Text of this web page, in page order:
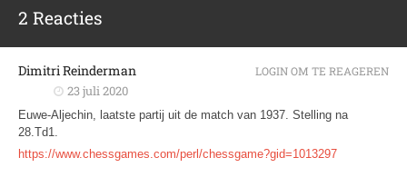
2 Reacties
Dimitri Reinderman
23 juli 2020
Euwe-Aljechin, laatste partij uit de match van 1937. Stelling na
28.Td1.
https://www.chessgames.com/perl/chessgame?gid=1013297
LOGIN OM TE REAGEREN